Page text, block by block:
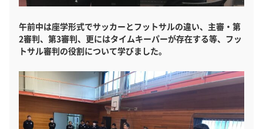
午前中は座学形式でサッカーとフットサルの違い、主審・第
2審判、第3審判、更にはタイムキーパーが存在する等、フッ
トサル審判の役割について学びました。